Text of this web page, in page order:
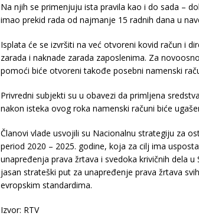
Na njih se primenjuju ista pravila kao i do sada –
imao prekid rada od najmanje 15 radnih dana u
Isplata će se izvršiti na već otvoreni kovid račun i
zarada i naknade zarada zaposlenima. Za
pomoći biće otvoreni takođe posebni namenski
Privredni subjekti su u obavezi da primljena
nakon isteka ovog roka namenski računi biće
Članovi vlade usvojili su Nacionalnu strategiju za
period 2020 – 2025. godine, koja za cilj ima
unapređenja prava žrtava i svedoka krivičnih dela
jasan strateški put za unapređenje prava žrtava
evropskim standardima.
Izvor: RTV